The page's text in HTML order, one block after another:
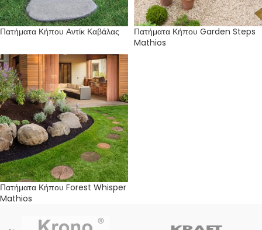
Πατήματα Κήπου Αντίκ Καβάλας
Πατήματα Κήπου Garden Steps
Mathios
Πατήματα Κήπου Forest Whisper
Mathios